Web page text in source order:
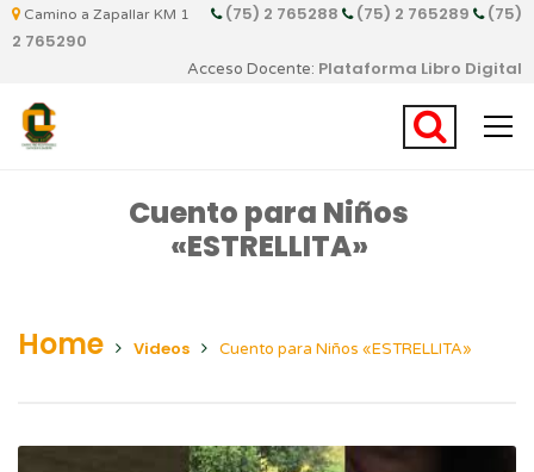
Camino a Zapallar KM 1 (75) 2 765288 (75) 2 765289
(75)
2 765290
Acceso Docente: Plataforma Libro Digital
Cuento para Niños
«ESTRELLITA»
Home Videos Cuento para Niños «ESTRELLITA»